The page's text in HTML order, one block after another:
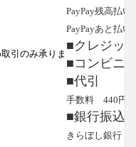
引のみ承りま
PayPay残高払い
PayPayあと払い
■クレジッ
■コンビニ
■代引
手数料 440円と
■銀行振込
きらぼし銀行